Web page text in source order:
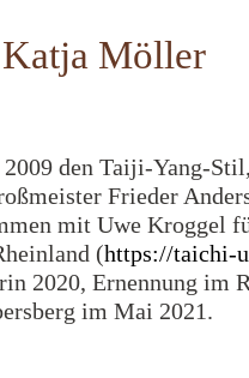
Möller
den Taiji-Yang-
Frieder
mit Uwe Kroggel
(https://taichi-
2020, Ernennung im
im Mai 2021.